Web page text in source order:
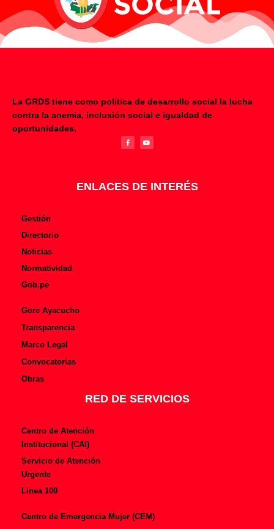
La GRDS tiene como política de desarrollo social la lucha
contra la anemia, inclusión social e igualdad de
oportunidades.
c
e
b
u
t
u
ENLACES DE INTERÉS
Gestión
Directorio
Noticias
Normatividad
Gob.pe
Gore Ayacucho
Transparencia
Marco Legal
Convocatorias
Obras
RED DE SERVICIOS
Centro de Atención
Institucional (CAI)
Servicio de Atención
Urgente
Linea 100
Centro de Emergencia Mujer (CEM)